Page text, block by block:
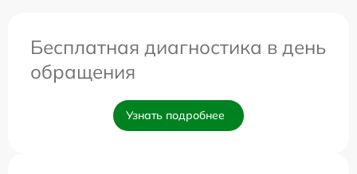
Бесплатная диагностика в день
обращения
Узнать подробнее